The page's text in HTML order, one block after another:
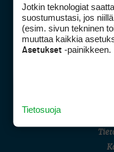
DSA
(digi)
Jotkin teknologiat
suostumustasi, jos
(esim. sivun tekninen
muuttaa kaikkia
Asetukset -painikkeen.
Tietosuoja